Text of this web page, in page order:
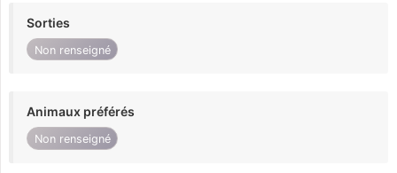
Sorties
Non renseigné
Animaux préférés
Non renseigné